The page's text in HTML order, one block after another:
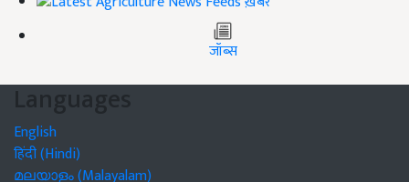
जॉब्स
Languages
English
हिंदी (Hindi)
മലയാളം (Malayalam)